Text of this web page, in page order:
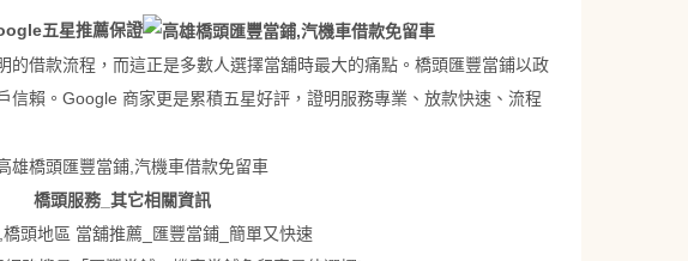
五星推薦保證
的借款流程，而這正是多數人選擇當舖時最大的痛點。橋頭匯豐當鋪以政
信賴。Google 商家更是累積五星好評，證明服務專業、放款快速、流程
橋頭服務_其它相關資訊
頭地區 當舖推薦_匯豐當鋪_簡單又快速